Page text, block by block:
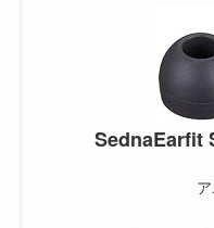
SednaEarfit